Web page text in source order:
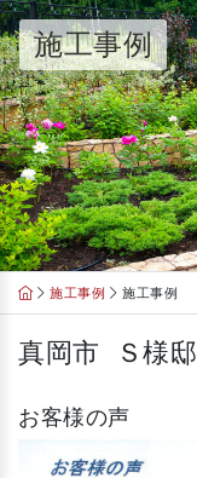
Skip
to
content
施工事例
施工事例 施工事例
真岡市 Ｓ様邸
お客様の声